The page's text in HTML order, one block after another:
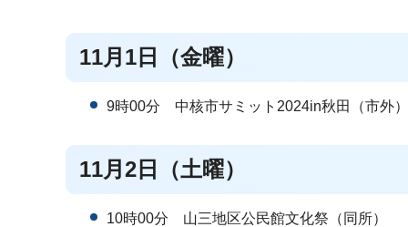
11月1日（金曜）
9時00分 中核市サミット2024in秋田（市外）
11月2日（土曜）
10時00分 山三地区公民館文化祭（同所）